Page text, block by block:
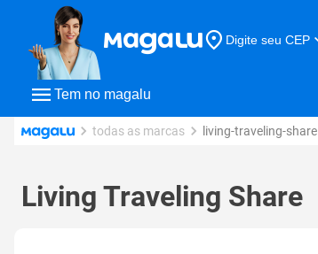
Tem no magalu
Digite seu CEP
todas as marcas living-traveling-share
Living Traveling Share